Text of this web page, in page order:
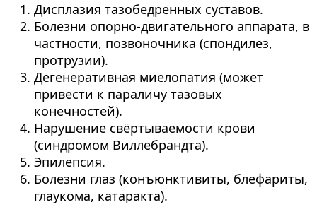
Дисплазия тазобедренных суставов.
Болезни опорно-двигательного аппарата, в
частности, позвоночника (спондилез,
протрузии).
Дегенеративная миелопатия (может
привести к параличу тазовых
конечностей).
Нарушение свёртываемости крови
(синдромом Виллебрандта).
Эпилепсия.
Болезни глаз (конъюнктивиты, блефариты,
глаукома, катаракта).